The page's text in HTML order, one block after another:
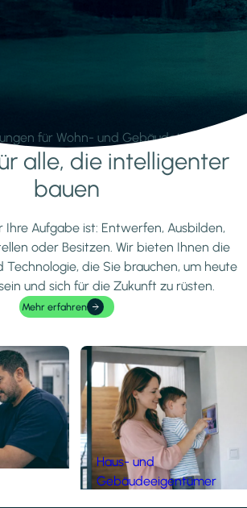
für Wohn- und Gebäudetechnik.
alle, die intelligenter
bauen
Ihre Aufgabe ist: Entwerfen, Ausbilden,
oder Besitzen. Wir bieten Ihnen die
Technologie, die Sie brauchen, um heute
und sich für die Zukunft zu rüsten.
Mehr erfahren
Haus- und
Gebäudeeigentümer